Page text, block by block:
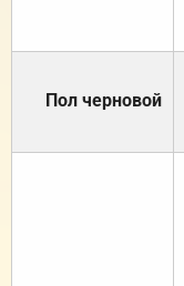
Пол черновой